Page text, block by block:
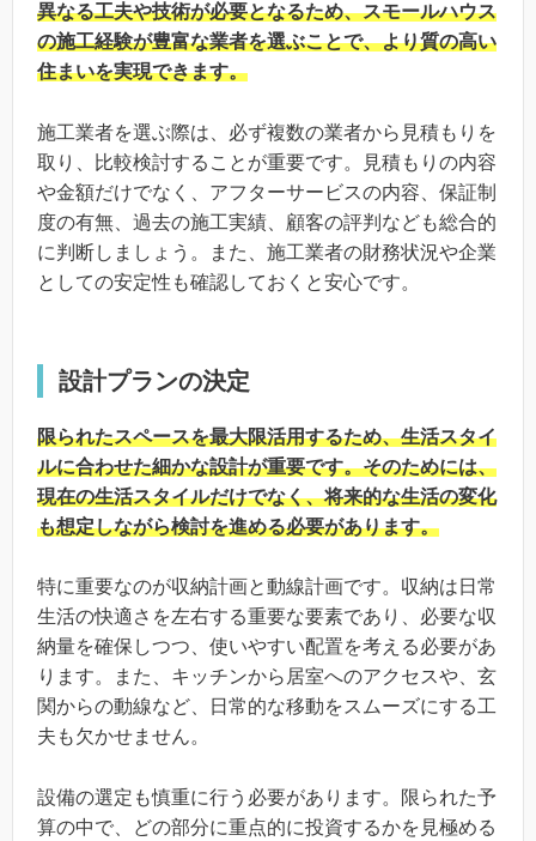
異なる工夫や技術が必要となるため、スモールハウス
の施工経験が豊富な業者を選ぶことで、より質の高い
住まいを実現できます。
施工業者を選ぶ際は、必ず複数の業者から見積もりを
取り、比較検討することが重要です。見積もりの内容
や金額だけでなく、アフターサービスの内容、保証制
度の有無、過去の施工実績、顧客の評判なども総合的
に判断しましょう。また、施工業者の財務状況や企業
としての安定性も確認しておくと安心です。
設計プランの決定
限られたスペースを最大限活用するため、生活スタイ
ルに合わせた細かな設計が重要です。そのためには、
現在の生活スタイルだけでなく、将来的な生活の変化
も想定しながら検討を進める必要があります。
特に重要なのが収納計画と動線計画です。収納は日常
生活の快適さを左右する重要な要素であり、必要な収
納量を確保しつつ、使いやすい配置を考える必要があ
ります。また、キッチンから居室へのアクセスや、玄
関からの動線など、日常的な移動をスムーズにする工
夫も欠かせません。
設備の選定も慎重に行う必要があります。限られた予
算の中で、どの部分に重点的に投資するかを見極める